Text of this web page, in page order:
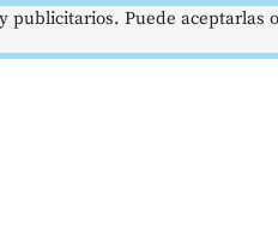
publicitarios. Puede aceptarlas